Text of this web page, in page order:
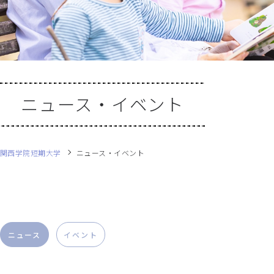
ニュース・イベント
関西学院短期大学 ニュース・イベント
ニュース イベント